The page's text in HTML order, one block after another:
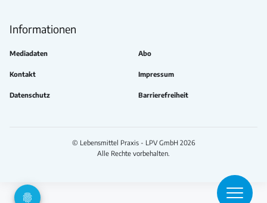
Informationen
Mediadaten Abo
Kontakt Impressum
Datenschutz Barrierefreiheit
© Lebensmittel Praxis - LPV GmbH 2026
Alle Rechte vorbehalten.